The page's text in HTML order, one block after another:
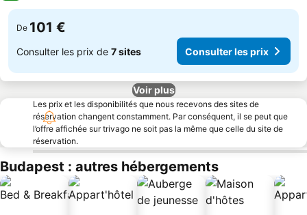
De 101 €
Consulter les prix de 7 sites Consulter les prix
Voir plus
Les prix et les disponibilités que nous recevons des sites de
réservation changent constamment. Par conséquent, il se peut que
l’offre affichée sur trivago ne soit pas la même que celle du site de
réservation.
Budapest : autres hébergements